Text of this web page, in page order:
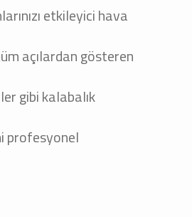
etkileyici hava
açılardan gösteren
gibi kalabalık
profesyonel